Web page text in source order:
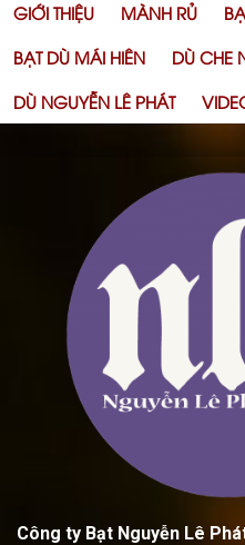
GIỚI THIỆU MÀNH RỦ
BẠT DÙ MÁI HIÊN
DÙ CHE
DÙ NGUYỄN LÊ PHÁT
Công ty Bạt Nguyễn Lê